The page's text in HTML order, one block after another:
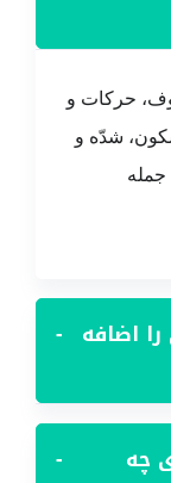
حرکات و
شدّه و
جمله
اضافه −
چه
−